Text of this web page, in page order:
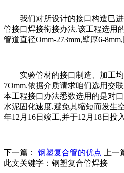
我们对所设计的接口构造巳进
管接口焊接衔接办法.该工程选用
管道直径Omm-273mm,壁厚6-
实验管材的接口制造、加工均
7Omm.依据介质请求咱们选用交
本工程接口办法悉数选用的是对
水泥固化速度,避免其缩短而发生
年12月16日竣工,并于12月18日
下一篇： 钢塑复合管的优点 上一
此文关键字： 钢塑复合管焊接